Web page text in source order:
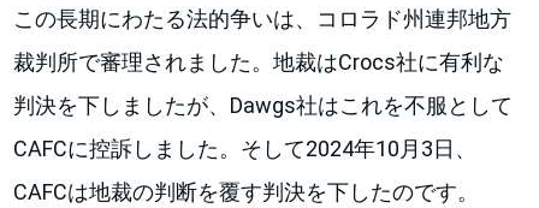
この長期にわたる法的争いは、コロラド州連邦地方
裁判所で審理されました。地裁はCrocs社に有利な
判決を下しましたが、Dawgs社はこれを不服として
CAFCに控訴しました。そして2024年10月3日、
CAFCは地裁の判断を覆す判決を下したのです。